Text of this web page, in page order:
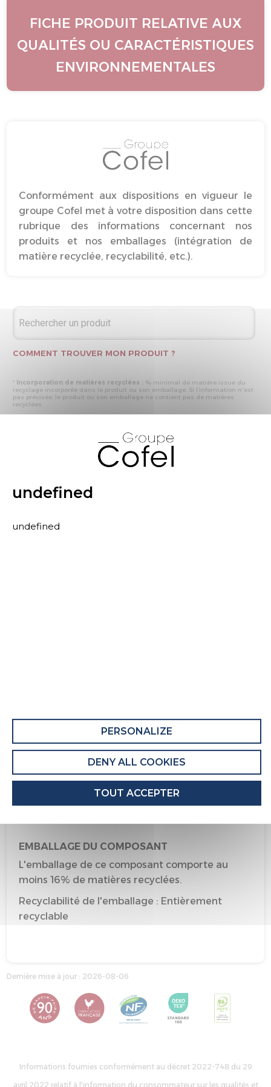
FICHE PRODUIT RELATIVE AUX
QUALITÉS OU CARACTÉRISTIQUES
ENVIRONNEMENTALES
Conformément aux dispositions en vigueur le
groupe Cofel met à votre disposition dans cette
rubrique des informations concernant nos
produits et nos emballages (intégration de
matière recyclée, recyclabilité, etc.).
COMMENT TROUVER MON PRODUIT ?
* Incorporation de matières recyclées : % minimal de matière issue du
recyclage incorporée dans le produit ou son emballage. Si l’information n'est
pas précisée, le produit ou son emballage ne contient pas de matières
recyclées.
produite par les processus de recyclage mis en œuvre représente plus de 50
% en masse du déchet collecté
- « produit ou emballage entièrement recyclable » : la matière recyclée
produite par les processus de recyclage mis en œuvre représente plus de 95
% en masse du déchet collecté
rubrique les primes et pénalités déclarées à ECOMAISON et CITEO (Eco
organismes français) lors de la déclaration annuelle de nos produits.
EMBALLAGE DU COMPOSANT
Recyclabilité de l'emballage : Entièrement
recyclable
COMPOSANT 2 : SP NATURE FERME
EMBALLAGE DU COMPOSANT
L'emballage de ce composant comporte au
moins 16% de matières recyclées.
Recyclabilité de l'emballage : Entièrement
recyclable
Dernière mise à jour : 2026-08-06
Informations fournies conformément au décret 2022-748 du 29
avril 2022 relatif à l'information du consommateur sur les qualités et
undefined
undefined
PERSONALIZE
DENY ALL COOKIES
TOUT ACCEPTER